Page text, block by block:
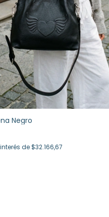
Negro
de$32.166,67